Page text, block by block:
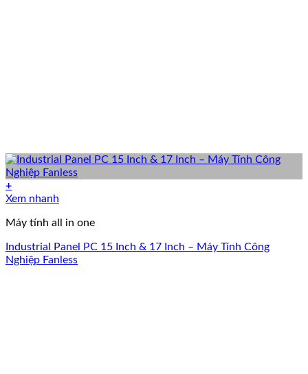
+
Xem nhanh
Máy tính all in one
Industrial Panel PC 15 Inch & 17 Inch – Máy Tính Công
Nghiệp Fanless